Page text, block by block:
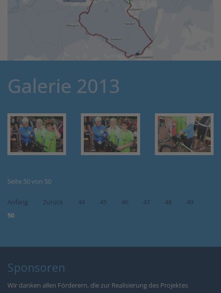
Galerie 2013
Seite 50 von 50
Anfang Zurück 44 45 46 47 48
49
50
Sponsoren
Wir danken allen Förderern, die zur Realisierung des Projektes